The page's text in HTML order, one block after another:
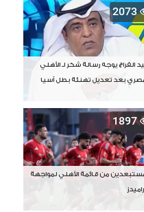
2073
الفراج يوجه رسالة شكر لـ الأهلي
بعد تعديل تهنئة بطل آسيا
1897
من قائمة الأهلي لمواجهة